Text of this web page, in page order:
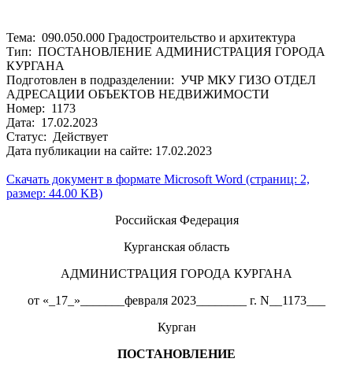
Тема: 090.050.000 Градостроительство и архитектура
Тип: ПОСТАНОВЛЕНИЕ АДМИНИСТРАЦИЯ ГОРОДА
КУРГАНА
Подготовлен в подразделении: УЧР МКУ ГИЗО ОТДЕЛ
АДРЕСАЦИИ ОБЪЕКТОВ НЕДВИЖИМОСТИ
Номер: 1173
Дата: 17.02.2023
Статус: Действует
Дата публикации на сайте: 17.02.2023
Скачать документ в формате Microsoft Word (страниц: 2,
размер: 44.00 KB)
Российская Федерация
Курганская область
АДМИНИСТРАЦИЯ ГОРОДА КУРГАНА
от «_17_»_______февраля 2023________ г. N__1173___
Курган
ПОСТАНОВЛЕНИЕ